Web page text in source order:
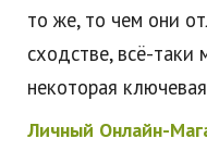
то же, то чем они
сходстве, всё-
некоторая
Личный Онлайн-